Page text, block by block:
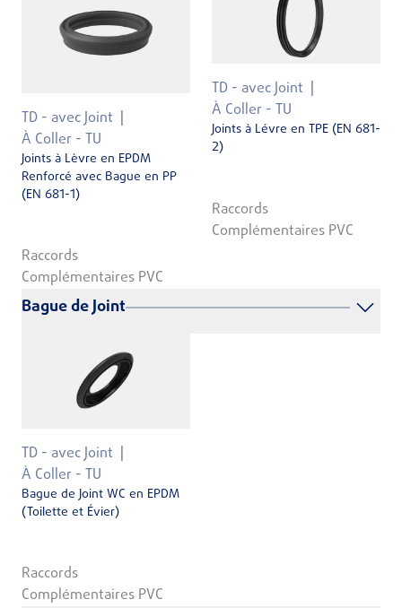
TD - avec Joint
À Coller - TU
Joints à Lèvre en EPDM
Renforcé avec Bague en PP
(EN 681-1)
Raccords
Complémentaires PVC
TD - avec Joint
À Coller - TU
Joints à Lévre en TPE (EN 681-
2)
Raccords
Complémentaires PVC
Bague de Joint
TD - avec Joint
À Coller - TU
Bague de Joint WC en EPDM
(Toilette et Évier)
Raccords
Complémentaires PVC